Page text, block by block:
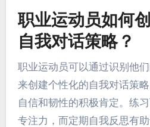
运动员可以实
践以优化自我对
运动员可以通过实施结构化
从而提升自信、专注力和韧
积极的肯定，强化他们的优
化技巧可以帮助运动员在心理